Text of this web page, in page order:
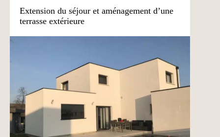
Extension du séjour et aménagement d’une
terrasse extérieure